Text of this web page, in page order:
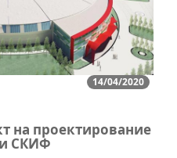
14/04/2020
на проектирование
СКИФ